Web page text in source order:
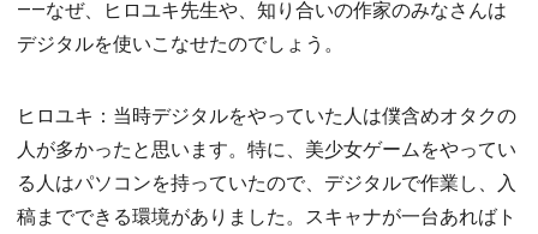
――なぜ、ヒロユキ先生や、知り合いの作家のみなさんは
デジタルを使いこなせたのでしょう。
ヒロユキ：当時デジタルをやっていた人は僕含めオタクの
人が多かったと思います。特に、美少女ゲームをやってい
る人はパソコンを持っていたので、デジタルで作業し、入
稿までできる環境がありました。スキャナが一台あればト